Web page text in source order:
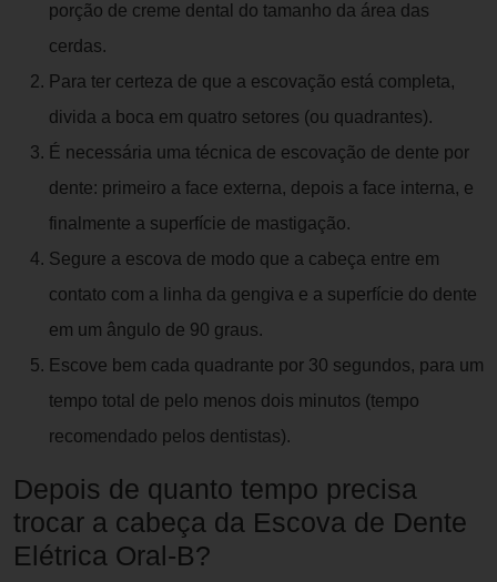
porção de creme dental do tamanho da área das
cerdas.
Para ter certeza de que a escovação está completa,
divida a boca em quatro setores (ou quadrantes).
É necessária uma técnica de escovação de dente por
dente: primeiro a face externa, depois a face interna, e
finalmente a superfície de mastigação.
Segure a escova de modo que a cabeça entre em
contato com a linha da gengiva e a superfície do dente
em um ângulo de 90 graus.
Escove bem cada quadrante por 30 segundos, para um
tempo total de pelo menos dois minutos (tempo
recomendado pelos dentistas).
Depois de quanto tempo precisa
trocar a cabeça da Escova de Dente
Elétrica Oral-B?